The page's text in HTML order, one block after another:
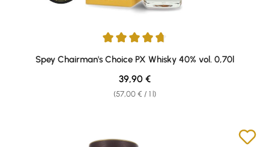
Average rating of 4.67 out of 5 stars
Spey Chairman's Choice PX Whisky 40% vol. 0,70l
(57,00 € / 1 l)
Regular price:
39,90 €